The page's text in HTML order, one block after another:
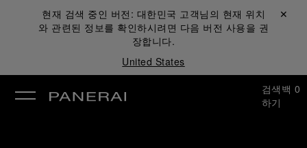
현재 검색 중인 버전: 대한민국 고객님의 현재 위치
와 관련된 정보를 확인하시려면 다음 버전 사용을 권
장합니다.
United States
닫기 ✕
검색
하기
백 0